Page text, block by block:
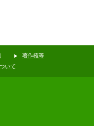
著作権等
いて